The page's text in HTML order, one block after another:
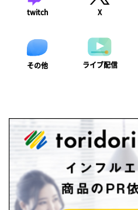
twitch X
その他 ライブ配信